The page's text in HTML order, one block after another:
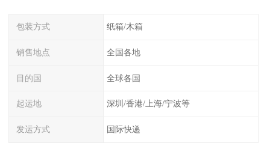
包装方式 纸箱/木箱
销售地点 全国各地
目的国 全球各国
起运地 深圳/香港/上海/宁波等
发运方式 国际快递